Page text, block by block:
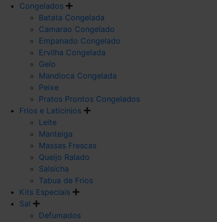
Congelados
Batata Congelada
Camarao Congelado
Empanado Congelado
Ervilha Congelada
Gelo
Mandioca Congelada
Peixe
Pratos Prontos Congelados
Frios e Laticinios
Leite
Manteiga
Massas Frescas
Queijo Ralado
Salsicha
Tabua de Frios
Kits Especiais
Sal
Defumados